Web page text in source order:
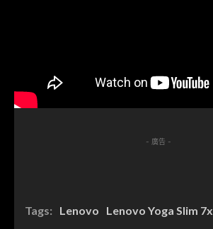
- 廣告 -
Tags: Lenovo Lenovo Yoga Slim 7x